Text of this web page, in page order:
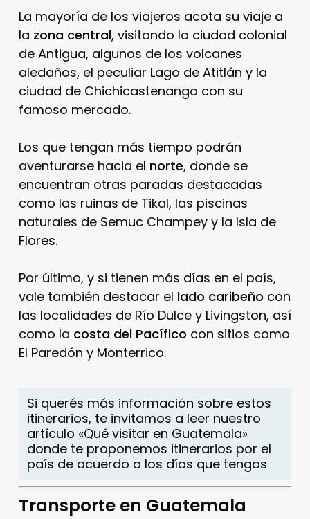
La mayoría de los viajeros acota su viaje a
la zona central, visitando la ciudad colonial
de Antigua, algunos de los volcanes
aledaños, el peculiar Lago de Atitlán y la
ciudad de Chichicastenango con su
famoso mercado.
Los que tengan más tiempo podrán
aventurarse hacia el norte, donde se
encuentran otras paradas destacadas
como las ruinas de Tikal, las piscinas
naturales de Semuc Champey y la Isla de
Flores.
Por último, y si tienen más días en el país,
vale también destacar el lado caribeño con
las localidades de Río Dulce y Livingston, así
como la costa del Pacífico con sitios como
El Paredón y Monterrico.
Si querés más información sobre estos
itinerarios, te invitamos a leer nuestro
artículo «Qué visitar en Guatemala»
donde te proponemos itinerarios por el
país de acuerdo a los días que tengas
Transporte en Guatemala